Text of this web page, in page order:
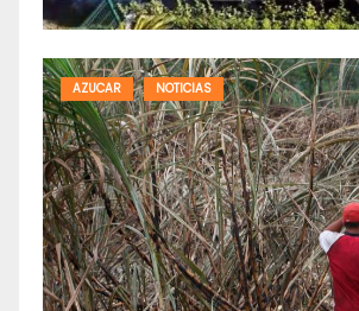
AZUCAR NOTICIAS